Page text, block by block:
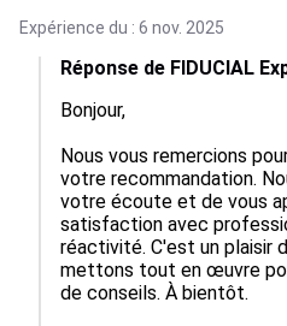
Expérience du : 6 nov. 2025
Réponse de FIDUCIAL
Bonjour,
Nous vous remercions
votre recommandation.
votre écoute et de vous
satisfaction avec
réactivité. C'est un plaisir
mettons tout en œuvre
de conseils. À bientôt.